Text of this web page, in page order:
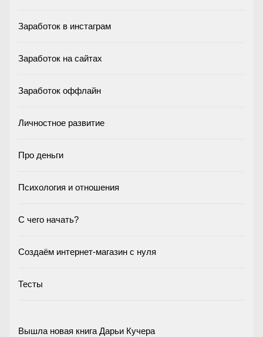
Заработок в инстаграм
Заработок на сайтах
Заработок оффлайн
Личностное развитие
Про деньги
Психология и отношения
С чего начать?
Создаём интернет-магазин с нуля
Тесты
Вышла новая книга Дарьи Кучера